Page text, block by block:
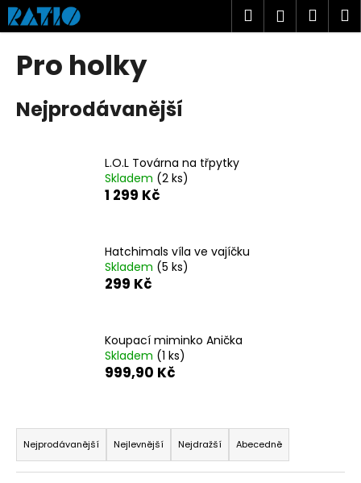
Přejít
na
obsah
Hledat
Pro holky
Nejprodávanější
L.O.L Továrna na třpytky
Skladem (2 ks)
1 299 Kč
Hatchimals víla ve vajíčku
Skladem (5 ks)
299 Kč
Koupací miminko Anička
Skladem (1 ks)
999,90 Kč
Ř
a
z
Nejprodávanější Nejlevnější Nejdražší Abecedně
K
o
o
í
t
?